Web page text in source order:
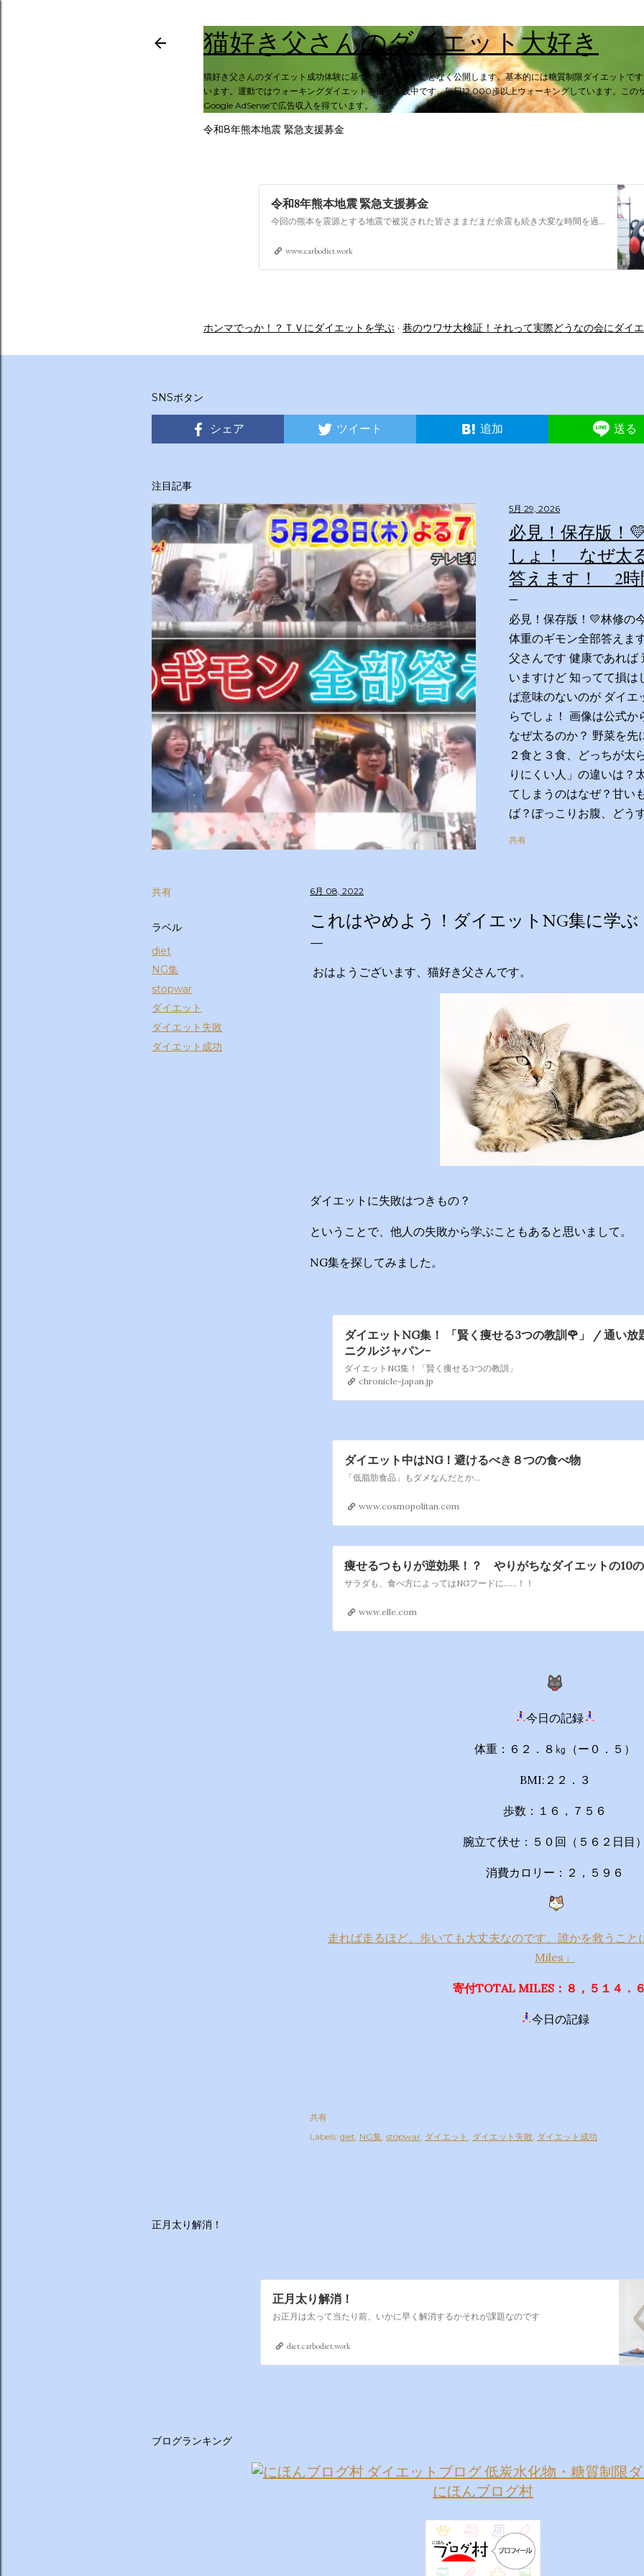
猫好き父さんのダイエット大好き
猫好き父さんのダイエット成功体験に基づく知見を余すことなく公開します。基本的には糖質制限ダイエットで
います。運動ではウォーキングダイエットを日々実践中です、毎日12,000歩以上ウォーキングしています。この
Google AdSenseで広告収入を得ています。
令和8年熊本地震 緊急支援募金
令和8年熊本地震 緊急支援募金
今回の熊本を震源とする地震で被災された皆さままだまだ余震も続き大変な時間を過ごされていると思います。心よりお見舞い申し上げます
www.carbodiet.work
ホンマでっか！？ＴＶにダイエットを学ぶ 巷のウワサ大検証！それって実際どうなの会にダイ
SNSボタン
シェア ツイート 追加 送る
注目記事
5月 29, 2026
必見！保存版！
しょ！ なぜ太
答えます！ 2時
必見！保存版！💛林修
体重のギモン全部答えま
父さんです 健康であれば
いますけど 知ってて損は
ば意味のないのが ダイエ
らでしょ！ 画像は公式
なぜ太るのか？ 野菜を
２食と３食、どっちが太
りにくい人」の違いは？
てしまうのはなぜ？甘い
ば？ぽっこりお腹、どう
はすっきりさせられる？
リズム 【学友】伊沢拓
和歌子 宮世琉弥 伊集
ニック院長 脳の学校
いたします ☆番組ＨＰ
asahi.co.jp/imadesho/
『青少年に見てもらいた
疑問について、身体の仕
かりやすくお答えします
的な理由は非常にシンプ
量）が消費カロリー（動
す。 消費しきれずに余っ
先に食べるのは効果があ
共有
共有
ラベル
diet
NG集
stopwar
ダイエット
ダイエット失敗
ダイエット成功
6月 08, 2022
これはやめよう！ダイエットNG集に学ぶ
おはようございます、猫好き父さんです。
ダイエットに失敗はつきもの？
ということで、他人の失敗から学ぶこともあると思いまして。
NG集を探してみました。
ダイエットNG集！ 「賢く痩せる3つの教訓🌹」 / 通い放
ニクルジャパン-
ダイエットNG集！「賢く痩せる3つの教訓」
chronicle-japan.jp
ダイエット中はNG！避けるべき８つの食べ物
「低脂肪食品」もダメなんだとか…
www.cosmopolitan.com
痩せるつもりが逆効果！？ やりがちなダイエットの10
サラダも、食べ方によってはNGフードに……！！
www.elle.com
今日の記録
体重：６２．８㎏（ー０．５）
BMI:２２．３
歩数：１６，７５６
腕立て伏せ：５０回（５６２日目
消費カロリー：２，５９６
走れば走るほど、歩いても大丈夫なのです、誰かを救うこ
Miles」
寄付TOTAL MILES：８，５１４．
今日の記録
共有
Labels: diet NG集 stopwar ダイエット ダイエット失敗 ダイエット成功
正月太り解消！
正月太り解消！
お正月は太って当たり前、いかに早く解消するかそれが課題なのです
diet.carbodiet.work
ブログランキング
にほんブログ村